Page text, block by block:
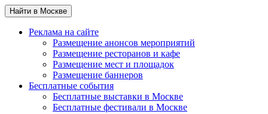
Найти в Москве
Реклама на сайте
Размещение анонсов мероприятий
Размещение ресторанов и кафе
Размещение мест и площадок
Размещение баннеров
Бесплатные события
Бесплатные выставки в Москве
Бесплатные фестивали в Москве